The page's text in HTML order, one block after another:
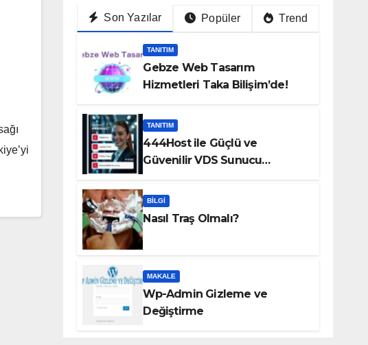
Son Yazılar Popüler Trend
TANITIM
Gebze Web Tasarım
Hizmetleri Taka Bilişim’de!
TANITIM
444Host ile Güçlü ve
Güvenilir VDS Sunucu
BILGI
Nasıl Traş Olmalı?
MAKALE
Wp-Admin Gizleme ve
Değiştirme